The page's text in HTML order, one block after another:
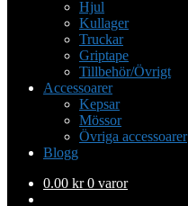
Hjul
Kullager
Truckar
Griptape
Tillbehör/Övrigt
Accessoarer
Kepsar
Mössor
Övriga accessoarer
Blogg
0.00 kr 0 varor